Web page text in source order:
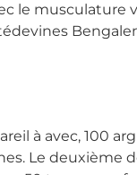
le musculature
à avec, 100
Le deuxième